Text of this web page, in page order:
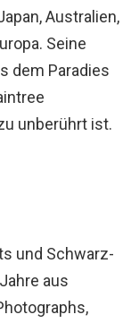
Australien,
Seine
dem Paradies
unberührt ist.
und Schwarz-
aus